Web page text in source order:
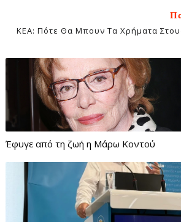
ΚΕΑ: Πότε Θα Μπουν Τα Χρήματα
Έφυγε από τη ζωή η Μάρω Κοντού